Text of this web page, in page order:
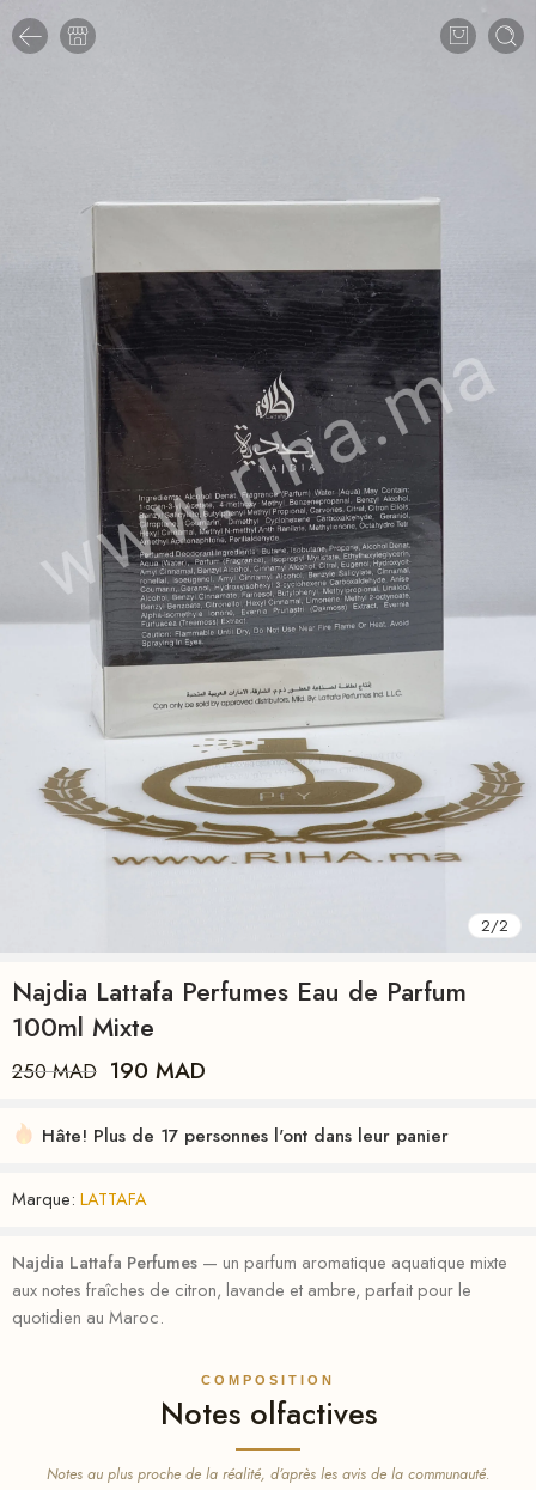
2/2
Najdia Lattafa Perfumes Eau de Parfum
100ml Mixte
250MAD 190 MAD
Hâte! Plus de 17 personnes l'ont dans leur panier
Marque: LATTAFA
Najdia Lattafa Perfumes — un parfum aromatique aquatique mixte
aux notes fraîches de citron, lavande et ambre, parfait pour le
quotidien au Maroc.
COMPOSITION
Notes olfactives
Notes au plus proche de la réalité, d’après les avis de la communauté.